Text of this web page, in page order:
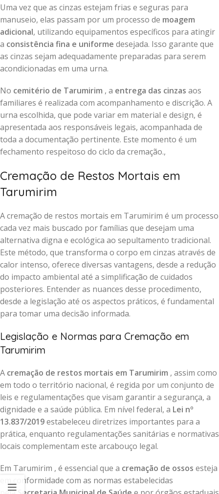
Uma vez que as cinzas estejam frias e seguras para
manuseio, elas passam por um processo de moagem
adicional, utilizando equipamentos específicos para atingir
a consistência fina e uniforme desejada. Isso garante que
as cinzas sejam adequadamente preparadas para serem
acondicionadas em uma urna.
No cemitério de Tarumirim , a entrega das cinzas aos
familiares é realizada com acompanhamento e discrição. A
urna escolhida, que pode variar em material e design, é
apresentada aos responsáveis legais, acompanhada de
toda a documentação pertinente. Este momento é um
fechamento respeitoso do ciclo da cremação.,
Cremação de Restos Mortais em
Tarumirim
A cremação de restos mortais em Tarumirim é um processo
cada vez mais buscado por famílias que desejam uma
alternativa digna e ecológica ao sepultamento tradicional.
Este método, que transforma o corpo em cinzas através de
calor intenso, oferece diversas vantagens, desde a redução
do impacto ambiental até a simplificação de cuidados
posteriores. Entender as nuances desse procedimento,
desde a legislação até os aspectos práticos, é fundamental
para tomar uma decisão informada.
Legislação e Normas para Cremação em
Tarumirim
A cremação de restos mortais em Tarumirim , assim como
em todo o território nacional, é regida por um conjunto de
leis e regulamentações que visam garantir a segurança, a
dignidade e a saúde pública. Em nível federal, a Lei nº
13.837/2019estabeleceu diretrizes importantes para a
prática, enquanto regulamentações sanitárias e normativas
locais complementam este arcabouço legal.
Em Tarumirim , é essencial que a cremação de ossos esteja
em conformidade com as normas estabelecidas